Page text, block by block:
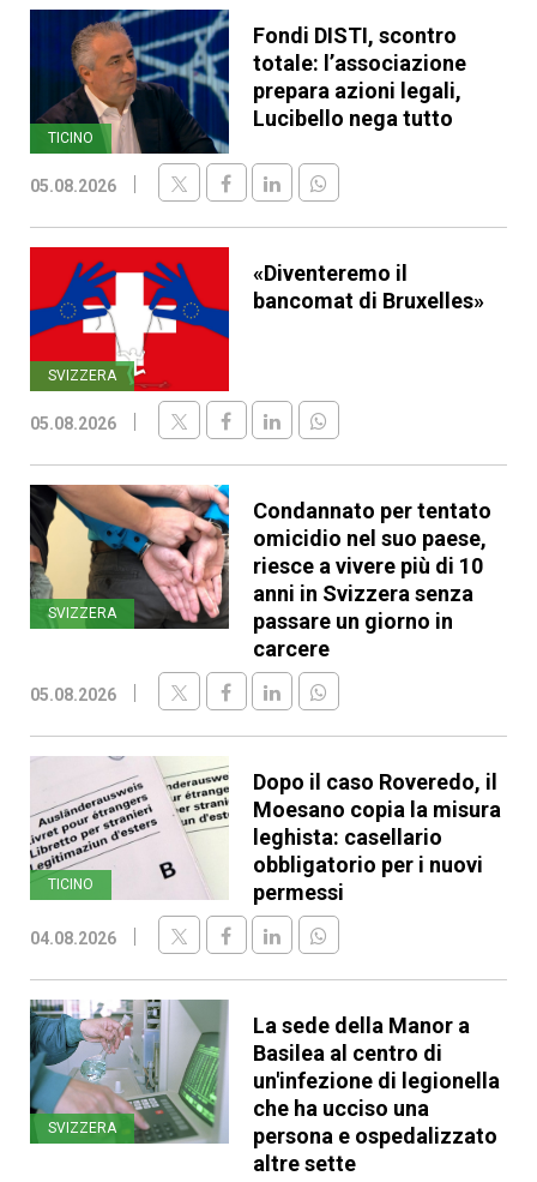
TICINO
Fondi DISTI, scontro
totale: l’associazione
prepara azioni legali,
Lucibello nega tutto
05.08.2026
SVIZZERA
«Diventeremo il
bancomat di Bruxelles»
05.08.2026
SVIZZERA
Condannato per tentato
omicidio nel suo paese,
riesce a vivere più di 10
anni in Svizzera senza
passare un giorno in
carcere
05.08.2026
TICINO
Dopo il caso Roveredo, il
Moesano copia la misura
leghista: casellario
obbligatorio per i nuovi
permessi
04.08.2026
SVIZZERA
La sede della Manor a
Basilea al centro di
un'infezione di legionella
che ha ucciso una
persona e ospedalizzato
altre sette